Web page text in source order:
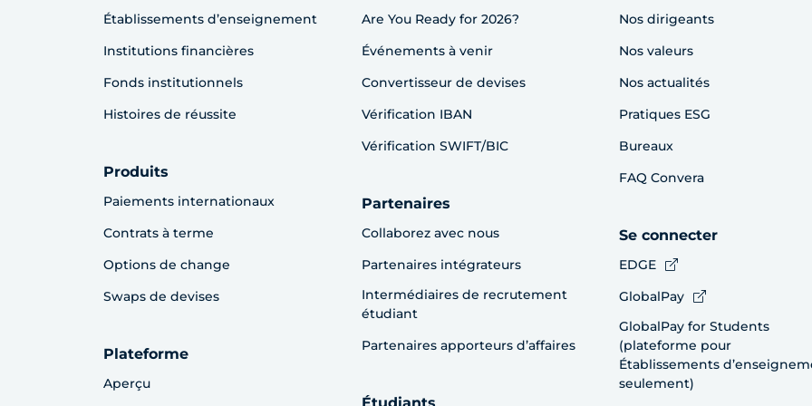
Établissements d’enseignement
Institutions financières
Fonds institutionnels
Histoires de réussite
Produits
Paiements internationaux
Contrats à terme
Options de change
Swaps de devises
Plateforme
Aperçu
Are You Ready for 2026?
Événements à venir
Convertisseur de devises
Vérification IBAN
Vérification SWIFT/BIC
Partenaires
Collaborez avec nous
Partenaires intégrateurs
Intermédiaires de recrutement
étudiant
Partenaires apporteurs d’affaires
Nos dirigeants
Nos valeurs
Nos actualités
Pratiques ESG
Bureaux
FAQ Convera
Se connecter
EDGE
GlobalPay
GlobalPay for Students
(plateforme pour
Établissements
seulement)